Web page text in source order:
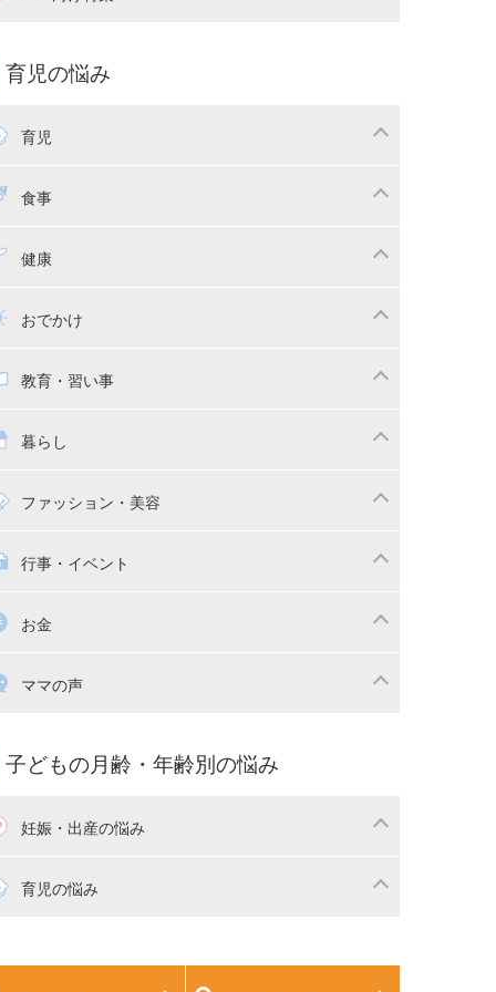
向け特集
育児の悩み
育児
ゃんのお世話
しつけ
トレ
食事
食健康
児健診・予防接種
おでかけ
とおでかけ
こ紐
教育・習い事
・習い事
園
暮らし
の日常
関係・夫婦関係
ファッション・美容
の服・ファッション
行事・イベント
祝い・内祝い
お金
購入
ママの声
てコラム
子どもの月齢・年齢別の悩み
妊娠・出産の悩み
育児の悩み